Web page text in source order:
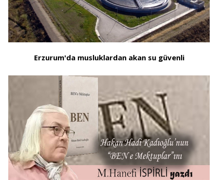
Erzurum'da musluklardan akan su güvenli